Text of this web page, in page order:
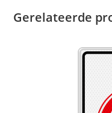
Gerelateerde